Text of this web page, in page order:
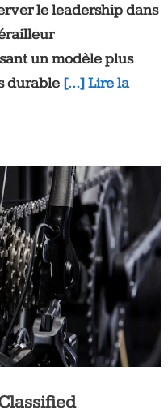
le leadership dans
un modèle plus
durable […] Lire la